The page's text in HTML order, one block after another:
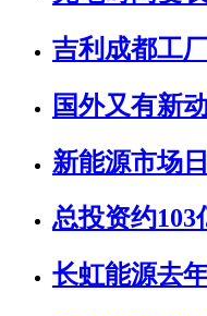
吉利成都工
国外又有新
新能源市场
总投资约103
长虹能源去